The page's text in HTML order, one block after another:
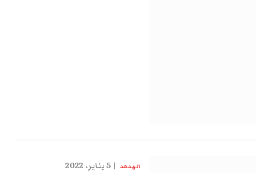
الهدهد 5 يناير، 2022